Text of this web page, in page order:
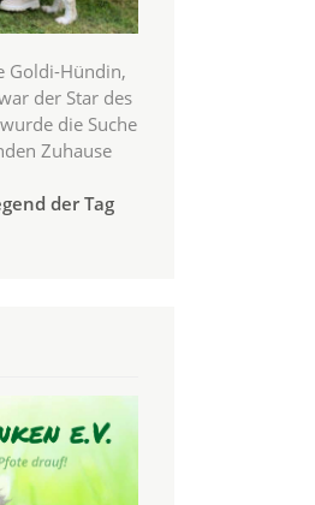
Goldi-Hündin,
der Star des
die Suche
Zuhause
der Tag